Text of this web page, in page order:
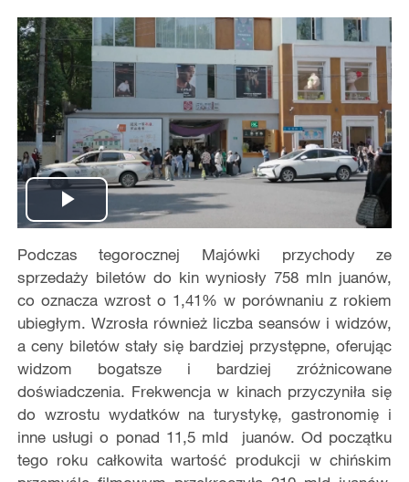
Play
Video
Podczas tegorocznej Majówki przychody ze
sprzedaży biletów do kin wyniosły 758 mln juanów,
co oznacza wzrost o 1,41% w porównaniu z rokiem
ubiegłym. Wzrosła również liczba seansów i widzów,
a ceny biletów stały się bardziej przystępne, oferując
widzom bogatsze i bardziej zróżnicowane
doświadczenia. Frekwencja w kinach przyczyniła się
do wzrostu wydatków na turystykę, gastronomię i
inne usługi o ponad 11,5 mld juanów. Od początku
tego roku całkowita wartość produkcji w chińskim